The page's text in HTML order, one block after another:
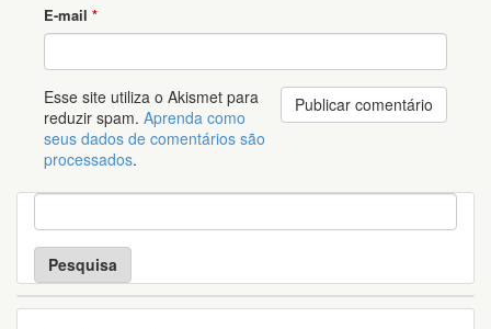
E-mail *
Esse site utiliza o Akismet para
reduzir spam. Aprenda como
seus dados de comentários são
processados.
P
e
s
u
i